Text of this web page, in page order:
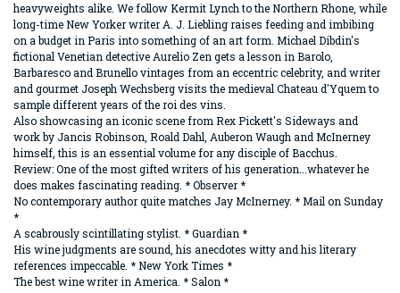
heavyweights alike. We follow Kermit Lynch to the Northern Rhone, while
long-time New Yorker writer A. J. Liebling raises feeding and imbibing
on a budget in Paris into something of an art form. Michael Dibdin's
fictional Venetian detective Aurelio Zen gets a lesson in Barolo,
Barbaresco and Brunello vintages from an eccentric celebrity, and writer
and gourmet Joseph Wechsberg visits the medieval Chateau d'Yquem to
sample different years of the roi des vins.
Also showcasing an iconic scene from Rex Pickett's Sideways and
work by Jancis Robinson, Roald Dahl, Auberon Waugh and McInerney
himself, this is an essential volume for any disciple of Bacchus.
Review: One of the most gifted writers of his generation...whatever he
does makes fascinating reading. * Observer *
No contemporary author quite matches Jay McInerney. * Mail on Sunday
*
A scabrously scintillating stylist. * Guardian *
His wine judgments are sound, his anecdotes witty and his literary
references impeccable. * New York Times *
The best wine writer in America. * Salon *